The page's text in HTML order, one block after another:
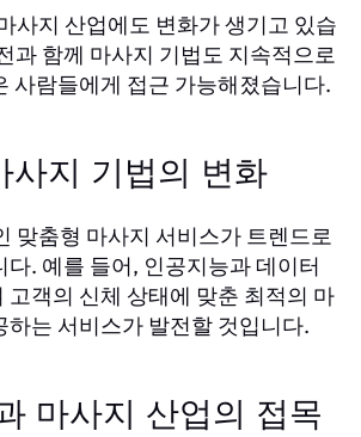
사지 산업에도 변화가 생기고 있습
과 함께 마사지 기법도 지속적으로
사람들에게 접근 가능해졌습니다.
지 기법의 변화
맞춤형 마사지 서비스가 트렌드로
다. 예를 들어, 인공지능과 데이터
고객의 신체 상태에 맞춘 최적의 마
하는 서비스가 발전할 것입니다.
마사지 산업의 접목